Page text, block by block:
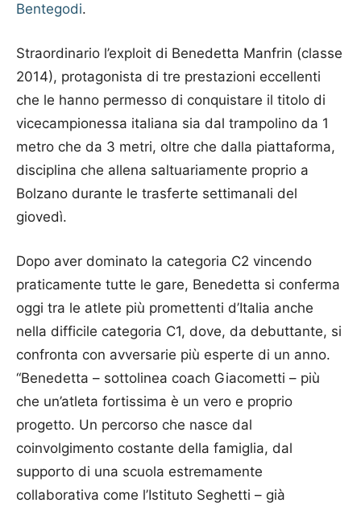
Bentegodi.
Straordinario l’exploit di Benedetta Manfrin (classe
2014), protagonista di tre prestazioni eccellenti
che le hanno permesso di conquistare il titolo di
vicecampionessa italiana sia dal trampolino da 1
metro che da 3 metri, oltre che dalla piattaforma,
disciplina che allena saltuariamente proprio a
Bolzano durante le trasferte settimanali del
giovedì.
Dopo aver dominato la categoria C2 vincendo
praticamente tutte le gare, Benedetta si conferma
oggi tra le atlete più promettenti d’Italia anche
nella difficile categoria C1, dove, da debuttante, si
confronta con avversarie più esperte di un anno.
“Benedetta – sottolinea coach Giacometti – più
che un’atleta fortissima è un vero e proprio
progetto. Un percorso che nasce dal
coinvolgimento costante della famiglia, dal
supporto di una scuola estremamente
collaborativa come l’Istituto Seghetti – già